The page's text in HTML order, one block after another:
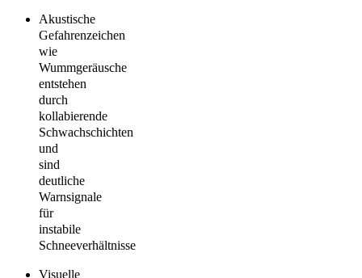
Akustische
Gefahrenzeichen
wie
Wummgeräusche
entstehen
durch
kollabierende
Schwachschichten
und
sind
deutliche
Warnsignale
für
instabile
Schneeverhältnisse
Visuelle